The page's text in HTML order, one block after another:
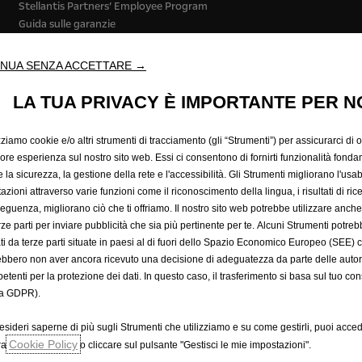
Stellantis Partners’ Employee Program
Guida sulle garanzie
Richiedere un appuntamento di assistenza
accessori Privacy policy Cookie policy Ciclo di guida wltp
vendita Condizioni generali di vendita con finanziamento rateale
sito siano accurati e aggiornati. Ci riserviamo il diritto, comunque, di
in questo sito sono destinate ai clienti di Opel in Europa. La
annuali, ecc, i prodotti mostrati e i servizi descritti in questo sito
solo a pagamento. Opel si riserva il diritto di modificare le specifiche dei
sito.
SENZA ACCETTARE →
LA TUA PRIVACY È IMPORTANTE PER
cookie e/o altri strumenti di tracciamento (gli “Strumenti”) per assicurarci di
esperienza sul nostro sito web. Essi ci consentono di fornirti funzionalità
la sicurezza, la gestione della rete e l'accessibilità. Gli Strumenti migliorano
attraverso varie funzioni come il riconoscimento della lingua, i risultati di
migliorano ciò che ti offriamo. Il nostro sito web potrebbe utilizzare
parti per inviare pubblicità che sia più pertinente per te. Alcuni Strumenti
da terze parti situate in paesi al di fuori dello Spazio Economico Europeo (SEE)
non aver ancora ricevuto una decisione di adeguatezza da parte delle
per la protezione dei dati. In questo caso, il trasferimento si basa sul tuo
GDPR).
saperne di più sugli Strumenti che utilizziamo e su come gestirli, puoi
Cookie Policy o cliccare sul pulsante "Gestisci le mie impostazioni".